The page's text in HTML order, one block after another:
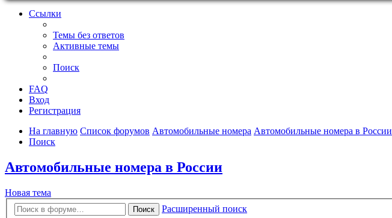
Ссылки
Темы без ответов
Активные темы
Поиск
FAQ
Вход
Регистрация
На главную Список форумов Автомобильные номера Автомобильные номера в России
Поиск
Автомобильные номера в России
Новая тема
Поиск Расширенный поиск